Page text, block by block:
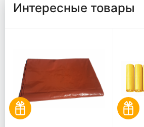
Интересные товары